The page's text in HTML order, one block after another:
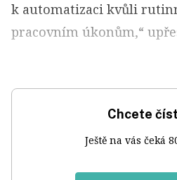
k automatizaci kvůli
pracovním úkonům,“
Chcete
Ještě na vás čeká